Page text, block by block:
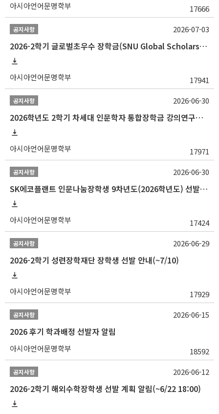
아시아언어문명학부 17666
공지사항
2026-2학기 글로벌초우수 장학금(SNU Global Scholarship, GS) 신청 안내(~7/12 23:00)
아시아언어문명학부 17941
2026-07-03
공지사항
2026학년도 2학기 차세대 인문학자 통합장학금 강의연구조교 선발 안내(~7/8)
아시아언어문명학부 17971
2026-06-30
공지사항
SK에코플랜트 인문나눔장학생 9차년도(2026학년도) 선발 안내(~7/20)
아시아언어문명학부 17424
2026-06-30
공지사항
2026-2학기 성련장학재단 장학생 선발 안내(~7/10)
아시아언어문명학부 17929
2026-06-29
공지사항
2026 후기 학과배정 선발자 알림
아시아언어문명학부 18592
2026-06-15
공지사항
2026-2학기 해외수학장학생 선발 계획 알림(~6/22 18:00)
2026-06-12